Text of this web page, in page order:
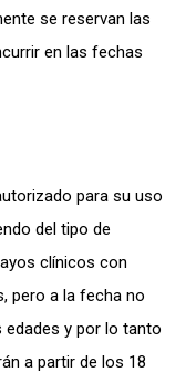
se reservan las
en las fechas
para su uso
del tipo de
clínicos con
pero a la fecha no
edades y por lo tanto
a partir de los 18